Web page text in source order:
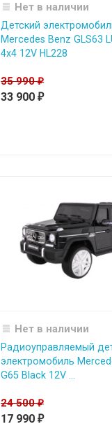
Нет в наличии
Детский
Mercedes Benz GLS63
4x4 12V HL228
35 990₽
33 900₽
Нет в наличии
Радиоуправляемый
электромобиль
G65 Black 12V ...
24 500₽
17 990₽